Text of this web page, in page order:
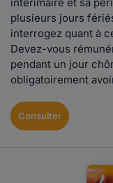
plusieurs jours
interrogez quant à
Devez-vous
pendant un jour
obligatoirement
Consulter